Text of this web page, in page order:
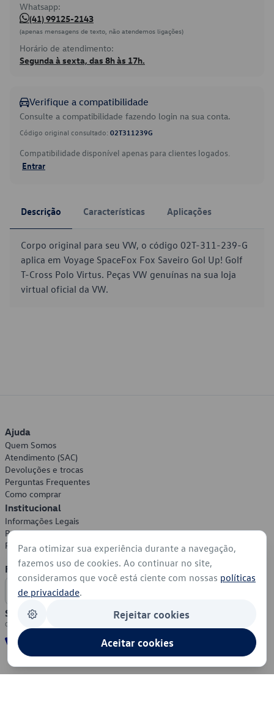
Whatsapp:
(41) 99125-2143
(apenas mensagens de texto, não atendemos ligações)
Horário de atendimento:
Segunda à sexta, das 8h às 17h.
Verifique a compatibilidade
Consulte a compatibilidade fazendo login na sua conta.
Código original consultado: 02T311239G
Compatibilidade disponível apenas para clientes logados.
Entrar
Descrição Características Aplicações
Corpo original para seu VW, o código 02T-311-239-G
aplica em Voyage SpaceFox Fox Saveiro Gol Up! Golf
T-Cross Polo Virtus. Peças VW genuínas na sua loja
virtual oficial da VW.
Ajuda
Quem Somos
Atendimento (SAC)
Devoluções e trocas
Perguntas Frequentes
Como comprar
Institucional
Informações Legais
Política de Privacidade
Política de Cookies
Formas de Pagamento
Segurança
Para otimizar sua experiência durante a navegação,
fazemos uso de cookies. Ao continuar no site,
consideramos que você está ciente com nossas políticas
de privacidade.
Rejeitar cookies
Aceitar cookies